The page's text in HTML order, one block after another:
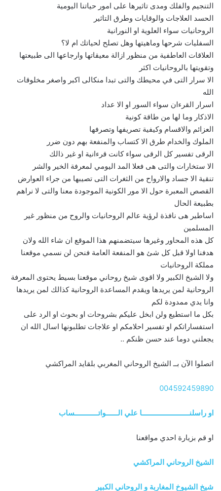
التنجيم والفلك ومدى تاثيرها على امور حياتنا اليومية
الحسد العلاجات والوقايات وطرق التاثير
الروحانيات سواء العلوية او النورانية
السفليات شرحها وماهيتها وهل تصلح لحياتك ام لا؟
العلاقات العاطفية من منظور ازالة معيقاتها وارجاعها الى طبيعتها
وتقويتها بالروحانيات اكثر
الا سرار التى في محيطك والتى تبدا منكالى اكبر واصغر مخلوقات
الله
اسرار القرءان سواء السور او الا عداد
الاذكار وما لها من طاقة كونية
العزائم والاقسام وكيفية تصريفها وتصرفها
الملوك والخدام طرق الا كتساب والمنفعة بهم دون ضرر
الرقى تفسير كل الرقى سواء كانت قرءانية او غير ذالك
الا ستخارات والتى هى فعلا المد اليومي لمعرفة الخير والشر
تنقية الا جساد والارواح من الثغرات التى تصيبها من جراء العوارض
القصص المعبرة حول الا مور الكونية الموجودة معنا والتى لا نراهم
بطبيعة الحال
اساطير هى نافذة لرؤية عالم الروحانيات والروح من منظور غير
المسلمين
كل هذه المحاور وغيرها سيتضمنهم هذا الموقع ان شاء الله ولان
هدفنا اولا قبل كل شئ هو المنفعة العامة فنحن لن نسمي موقعنا
مملكة الروحانيات
ولا الشيخ الكبير ولا اقوى شيخ روحاني موقعنا بسيط يحتوى المعرفة
الروحانية لمن يريدها ويقدم المساعدة الروحانية كذالك لمن يريدها
وانا يدي ممدودة لكم
بكل ما استطيع ولن ابخل عليكم بشروحات او بحوث او الرد على
استفساراتكم او تفسير احلامكم او علاجات تطلبونها اسال الله ان
يجعلني دوما عند حسن ظنكم ..
اتصلوا الآن بــ الشيخ الروحاني المغربي بلقايد المراكشي
004592459890
او راسلنــــــــــــــــــــــــا علي الــــــواتــــــــــــساب
او قم بزيارة احدي مواقعنا
الشيخ الروحاني المراكشي
شيخ الشيوخ المغاربة و الروحاني الكبير